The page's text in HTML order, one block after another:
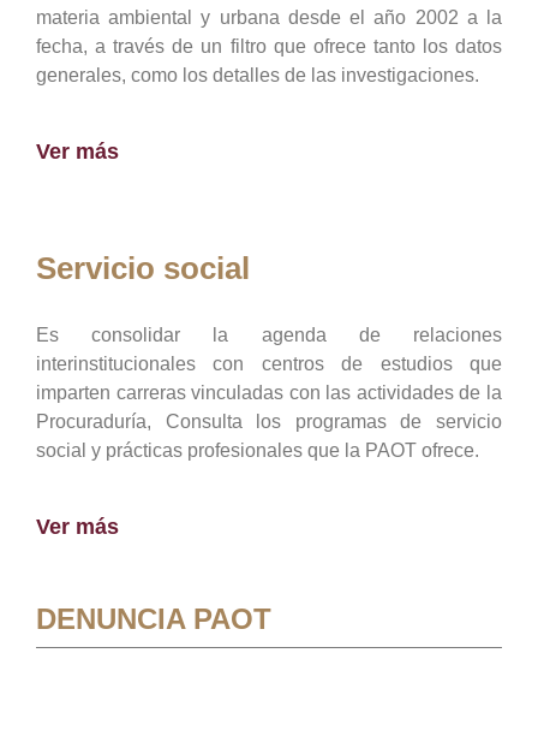
materia ambiental y urbana desde el año 2002 a la
fecha, a través de un filtro que ofrece tanto los datos
generales, como los detalles de las investigaciones.
Ver más
Servicio social
Es consolidar la agenda de relaciones
interinstitucionales con centros de estudios que
imparten carreras vinculadas con las actividades de la
Procuraduría, Consulta los programas de servicio
social y prácticas profesionales que la PAOT ofrece.
Ver más
DENUNCIA PAOT